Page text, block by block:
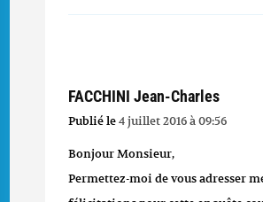
FACCHINI Jean-Charles
Publié le4 juillet 2016 à 09:56
Bonjour Monsieur,
Permettez-moi de vous adresser